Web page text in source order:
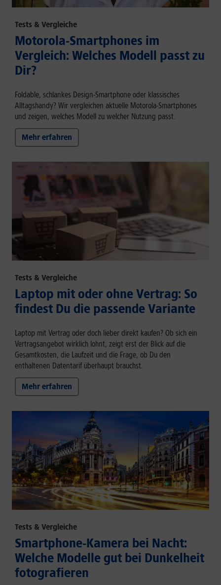
Tests & Vergleiche
Motorola-Smartphones im
Vergleich: Welches Modell passt zu
Dir?
Foldable, schlankes Design-Smartphone oder klassisches
Alltagshandy? Wir vergleichen aktuelle Motorola-Smartphones
und zeigen, welches Modell zu welcher Nutzung passt.
Mehr erfahren
Tests & Vergleiche
Laptop mit oder ohne Vertrag: So
findest Du die passende Variante
Laptop mit Vertrag oder doch lieber direkt kaufen? Ob sich ein
Vertragsangebot wirklich lohnt, zeigt erst der Blick auf die
Gesamtkosten, die Laufzeit und die Frage, ob Du den
enthaltenen Datentarif überhaupt brauchst.
Mehr erfahren
Tests & Vergleiche
Smartphone-Kamera bei Nacht:
Welche Modelle gut bei Dunkelheit
fotografieren